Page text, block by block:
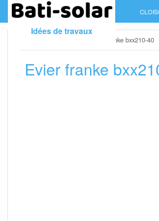
Skip
Idées de travaux
Evier franke bxx210-40
Evier franke